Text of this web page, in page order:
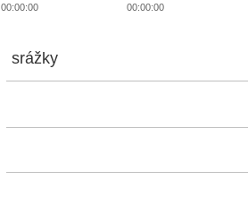
00:00:00
00:00:00
srážky